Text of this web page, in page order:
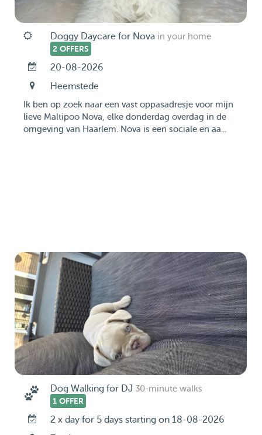
Doggy Daycare for Nova in your home
2 OFFERS
20-08-2026
Heemstede
Ik ben op zoek naar een vast oppasadresje voor mijn
lieve Maltipoo Nova, elke donderdag overdag in de
omgeving van Haarlem. Nova is een sociale en aa...
Dog Walking for DJ 30-minute walks
1 OFFER
2 x day for 5 days starting on 18-08-2026